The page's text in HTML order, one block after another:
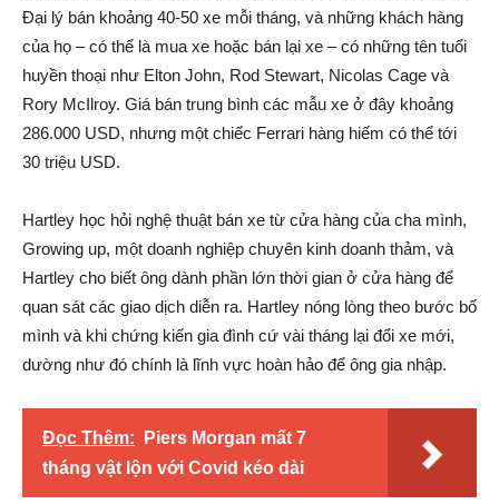
Đại lý bán khoảng 40-50 xe mỗi tháng, và những khách hàng
của họ – có thể là mua xe hoặc bán lại xe – có những tên tuổi
huyền thoại như Elton John, Rod Stewart, Nicolas Cage và
Rory McIlroy. Giá bán trung bình các mẫu xe ở đây khoảng
286.000 USD, nhưng một chiếc Ferrari hàng hiếm có thể tới
30 triệu USD.
Hartley học hỏi nghệ thuật bán xe từ cửa hàng của cha mình,
Growing up, một doanh nghiệp chuyên kinh doanh thảm, và
Hartley cho biết ông dành phần lớn thời gian ở cửa hàng để
quan sát các giao dịch diễn ra. Hartley nóng lòng theo bước bố
mình và khi chứng kiến gia đình cứ vài tháng lại đổi xe mới,
dường như đó chính là lĩnh vực hoàn hảo để ông gia nhập.
Đọc Thêm:
Piers Morgan mất 7
tháng vật lộn với Covid kéo dài